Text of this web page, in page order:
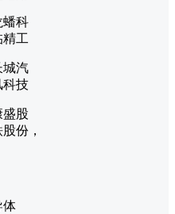
蟠科
精工
城汽
科技
盛股
份，
体